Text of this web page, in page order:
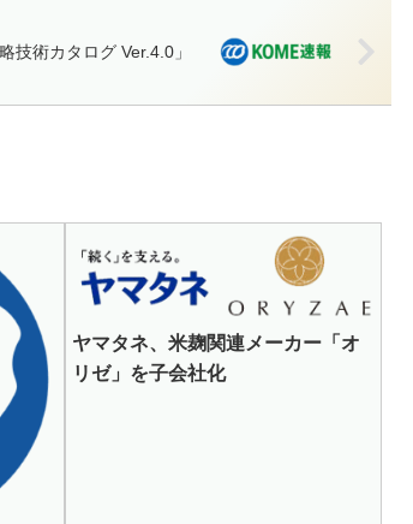
技術カタログ Ver.4.0」
ヤマタネ、米麹関連メーカー「オ
リゼ」を子会社化